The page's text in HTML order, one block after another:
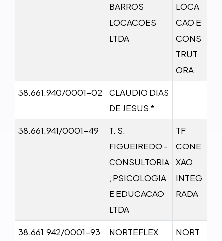
BARROS
LOCACOES
LTDA
LOCA
CAO E
CONS
TRUT
ORA
38.661.940/0001-02
CLAUDIO DIAS
DE JESUS *
38.661.941/0001-49
T. S.
FIGUEIREDO -
CONSULTORIA
, PSICOLOGIA
E EDUCACAO
LTDA
TF
CONE
XAO
INTEG
RADA
38.661.942/0001-93
NORTEFLEX
NORT